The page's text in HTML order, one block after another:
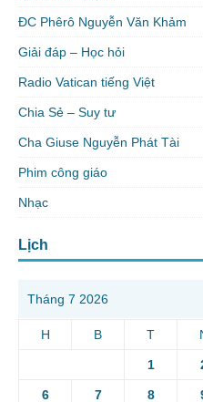
ĐC Phêrô Nguyễn Văn Khảm
Giải đáp – Học hỏi
Radio Vatican tiếng Việt
Chia Sẻ – Suy tư
Cha Giuse Nguyễn Phát Tài
Phim công giáo
Nhạc
Lịch
Tháng 7 2026
H B T
1
6 7 8